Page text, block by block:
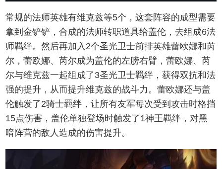
常规的法师英雄有维克兹等5个，这套阵容的成型需要
拿到金铲铲，合成的法师转职道具给盖伦，去组成6法
师羁绊。然后再加入2个圣光卫士前排英雄蕾欧娜和芮
尔，蕾欧娜、芮尔成为盖伦的左膀右臂，蕾欧娜、芮
尔与维克兹一起组成了3圣光卫士羁绊，获得双抗和法
强的提升，从而提升维克兹的战斗力。蕾欧娜还与盖
伦触发了2骑士羁绊，让所有友军每次受到攻击时格挡
15点伤害，盖伦单独登场时触发了1神王羁绊，对黑
暗阵营的敌人造成的伤害提升。